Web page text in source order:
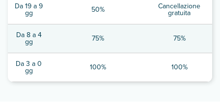
Da 19 a 9
gg 50% Cancellazione
gratuita
Da 8 a 4
gg 75% 75%
Da 3 a 0
gg 100% 100%